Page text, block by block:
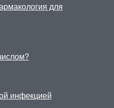
для
инфекцией